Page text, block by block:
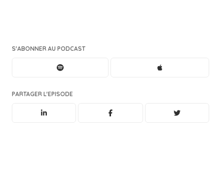
S'ABONNER AU PODCAST
PARTAGER L'EPISODE